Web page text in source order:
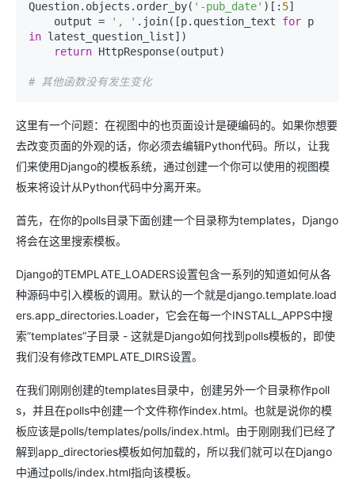
Question.objects.order_by( '-pub_date' )[: 5]
    output =
', ' .join([p.question_text for
in latest_question_list])
return HttpResponse(output)
# 其他函数没有发生变化
这里有一个问题：在视图中的也页面设计是硬编码的。如果你想要
去改变页面的外观的话，你必须去编辑Python代码。所以，让我
们来使用Django的模板系统，通过创建一个你可以使用的视图模
板来将设计从Python代码中分离开来。
首先，在你的polls目录下面创建一个目录称为templates，Django
将会在这里搜索模板。
Django的TEMPLATE_LOADERS设置包含一系列的知道如何从各
种源码中引入模板的调用。默认的一个就是django.template.load
ers.app_directories.Loader，它会在每一个INSTALL_APPS中搜
索”templates”子目录 - 这就是Django如何找到polls模板的，即使
我们没有修改TEMPLATE_DIRS设置。
在我们刚刚创建的templates目录中，创建另外一个目录称作poll
s，并且在polls中创建一个文件称作index.html。也就是说你的模
板应该是polls/templates/polls/index.html。由于刚刚我们已经了
解到app_directories模板如何加载的，所以我们就可以在Django
中通过polls/index.html指向该模板。